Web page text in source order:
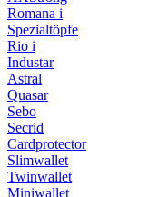
Romana i
Spezialtöpfe
Rio i
Industar
Astral
Quasar
Sebo
Secrid
Cardprotector
Slimwallet
Twinwallet
Miniwallet